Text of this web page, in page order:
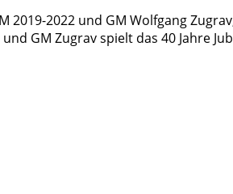
2022 und GM Wolfgang
GM Zugrav spielt das 40 Jahre